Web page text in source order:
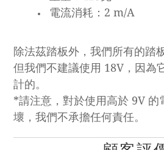
電流消耗：2 m/A
除法茲踏板外，我們所有的踏
但我們不建議使用 18V，因為
計的。
*請注意，對於使用高於 9V 的
壞，我們不承擔任何責任。